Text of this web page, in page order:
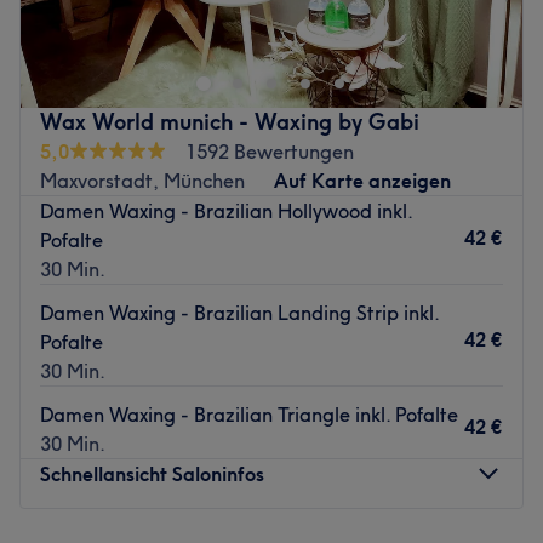
Zurück zur Salonansicht
Waxing Studio in der Ismaningerstraße 35 in München
Bogenhausen hat man sich auf die Haarentfernung mit
Warmwax auf Honigbasis spezialisiert. Aufgrund
langjähriger Erfahrung garantiert man Ihnen eine
schnelle, hygienische und fast schmerzlose Behandlung.
Genießen Sie die wochenlange, streichelzarte und glatte
Haut. Das dynamische und professionelle Team legt
größten Wert auf Ihre Zufriedenheit und arbeitet mit viel
Zeit und Freude an Ihren Beauty-Wünschen. Die modern
eingerichteten Räumlichkeiten bieten genug Privatsphäre
und Atmosphäre für Ihre Entspannung. Überzeugen Sie
sich selbst und buchen Sie Ihren Termin für glatte, zarte
Haut jetzt bequem online!
Zurück zur Salonansicht
Wax World munich - Waxing by Gabi
5,0
1592 Bewertungen
Maxvorstadt, München
Auf Karte anzeigen
Damen Waxing - Brazilian Hollywood inkl.
Pofalte
30 Min.
42 €
Damen Waxing - Brazilian Landing Strip inkl.
Pofalte
30 Min.
42 €
Damen Waxing - Brazilian Triangle inkl. Pofalte
30 Min.
42 €
Schnellansicht Saloninfos